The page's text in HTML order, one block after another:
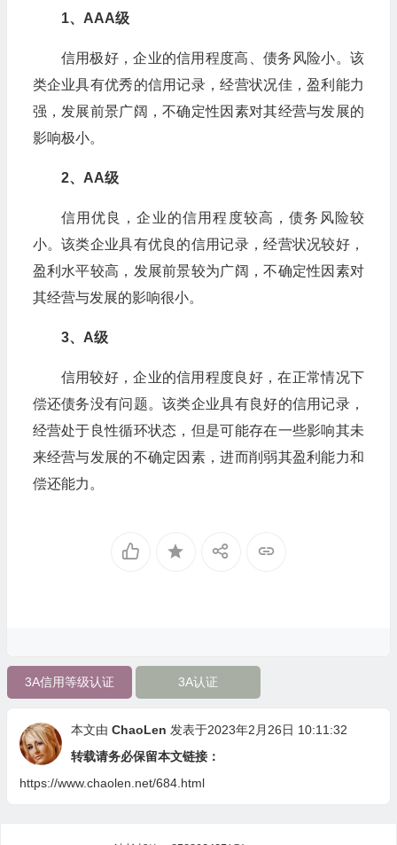
1、AAA级
信用极好，企业的信用程度高、债务风险小。该
类企业具有优秀的信用记录，经营状况佳，盈利能力
强，发展前景广阔，不确定性因素对其经营与发展的
影响极小。
2、AA级
信用优良，企业的信用程度较高，债务风险较
小。该类企业具有优良的信用记录，经营状况较好，
盈利水平较高，发展前景较为广阔，不确定性因素对
其经营与发展的影响很小。
3、A级
信用较好，企业的信用程度良好，在正常情况下
偿还债务没有问题。该类企业具有良好的信用记录，
经营处于良性循环状态，但是可能存在一些影响其未
来经营与发展的不确定因素，进而削弱其盈利能力和
偿还能力。
3A信用等级认证 3A认证
本文由 ChaoLen 发表于2023年2月26日 10:11:32
转载请务必保留本文链接：
https://www.chaolen.net/684.html